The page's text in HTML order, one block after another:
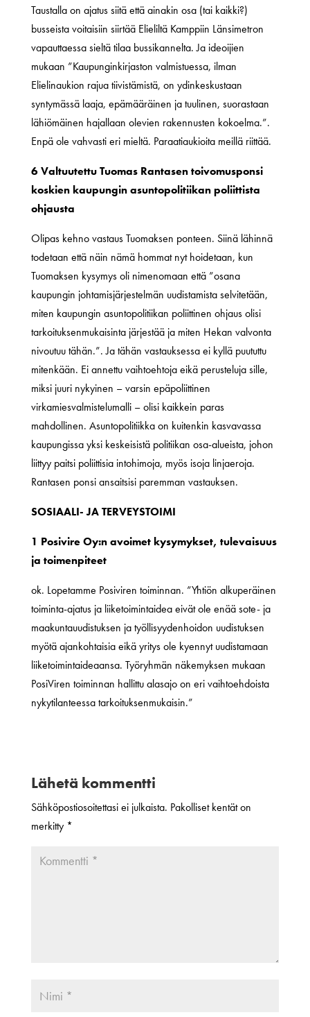
Taustalla on ajatus siitä että ainakin osa (tai kaikki?)
busseista voitaisiin siirtää Elieliltä Kamppiin Länsimetron
vapauttaessa sieltä tilaa bussikannelta. Ja ideoijien
mukaan ”Kaupunginkirjaston valmistuessa, ilman
Elielinaukion rajua tiivistämistä, on ydinkeskustaan
syntymässä laaja, epämääräinen ja tuulinen, suorastaan
lähiömäinen hajallaan olevien rakennusten kokoelma.”.
Enpä ole vahvasti eri mieltä. Paraatiaukioita meillä riittää.
6 Valtuutettu Tuomas Rantasen toivomusponsi
koskien kaupungin asuntopolitiikan poliittista
ohjausta
Olipas kehno vastaus Tuomaksen ponteen. Siinä lähinnä
todetaan että näin nämä hommat nyt hoidetaan, kun
Tuomaksen kysymys oli nimenomaan että ”osana
kaupungin johtamisjärjestelmän uudistamista selvitetään,
miten kaupungin asuntopolitiikan poliittinen ohjaus olisi
tarkoituksenmukaisinta järjestää ja miten Hekan valvonta
nivoutuu tähän.”. Ja tähän vastauksessa ei kyllä puututtu
mitenkään. Ei annettu vaihtoehtoja eikä perusteluja sille,
miksi juuri nykyinen – varsin epäpoliittinen
virkamiesvalmistelumalli – olisi kaikkein paras
mahdollinen. Asuntopolitiikka on kuitenkin kasvavassa
kaupungissa yksi keskeisistä politiikan osa-alueista, johon
liittyy paitsi poliittisia intohimoja, myös isoja linjaeroja.
Rantasen ponsi ansaitsisi paremman vastauksen.
SOSIAALI- JA TERVEYSTOIMI
1 Posivire Oy:n avoimet kysymykset, tulevaisuus
ja toimenpiteet
ok. Lopetamme Posiviren toiminnan. ”Yhtiön alkuperäinen
toiminta-ajatus ja liiketoimintaidea eivät ole enää sote- ja
maakuntauudistuksen ja työllisyydenhoidon uudistuksen
myötä ajankohtaisia eikä yritys ole kyennyt uudistamaan
liiketoimintaideaansa. Työryhmän näkemyksen mukaan
PosiViren toiminnan hallittu alasajo on eri vaihtoehdoista
nykytilanteessa tarkoituksenmukaisin.”
Lähetä kommentti
Sähköpostiosoitettasi ei julkaista. Pakolliset kentät on
merkitty *